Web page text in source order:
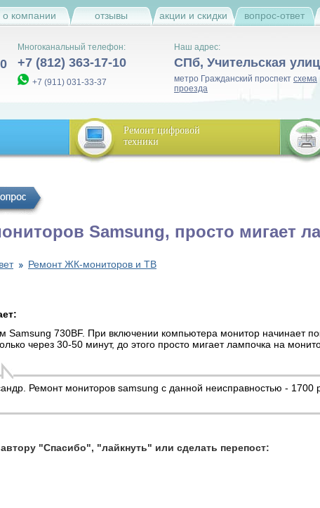
о компании отзывы акции и скидки вопрос-ответ
Многоканальный телефон:
+7 (812) 363-17-10
+7 (911) 031-33-37
Наш адрес:
СПб, Учительская
метро Гражданский проспект схема
проезда
Ремонт цифровой
техники
Samsung, просто мигает
Ремонт ЖК-мониторов и ТВ
Samsung 730BF. При включении компьютера монитор начинает
через 30-50 минут, до этого просто мигает лампочка на
Ремонт мониторов samsung с данной неисправностью - 1700
автору "Спасибо", "лайкнуть" или сделать перепост: